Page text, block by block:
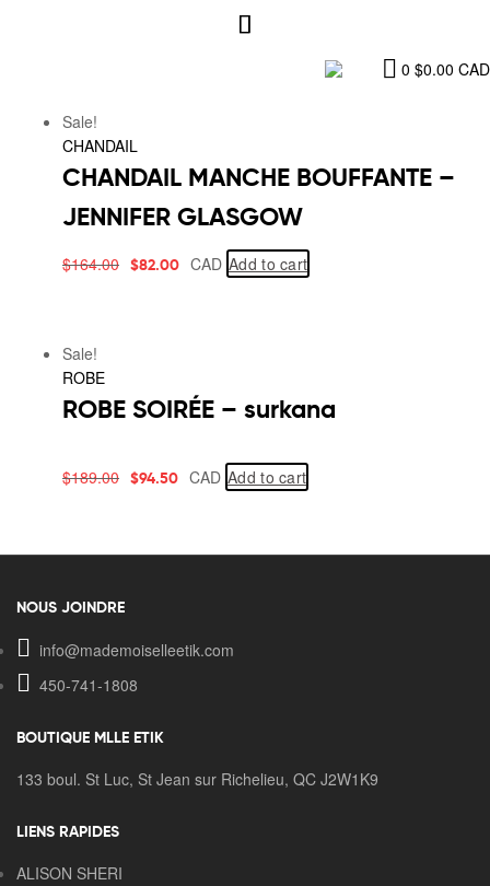
0 $0.00 CAD
Sale!
CHANDAIL
CHANDAIL MANCHE BOUFFANTE –
JENNIFER GLASGOW
$164.00 $82.00 CAD Add to cart
Sale!
ROBE
ROBE SOIRÉE – surkana
$189.00 $94.50 CAD Add to cart
NOUS JOINDRE
info@mademoiselleetik.com
450-741-1808
BOUTIQUE MLLE ETIK
133 boul. St Luc, St Jean sur Richelieu, QC J2W1K9
LIENS RAPIDES
ALISON SHERI